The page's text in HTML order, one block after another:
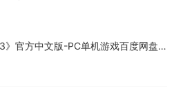
官方中文版-PC单机游戏百度网盘